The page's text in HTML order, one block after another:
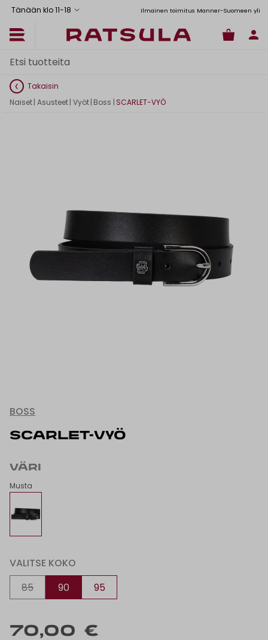
Tänään klo 11-18
Toimituskulut alk. 6,90€ Ilmainen toimitus Manner-Suomeen yli
Takaisin
Naiset| Asusteet| Vyöt | Boss | SCARLET-VYÖ
BOSS
SCARLET-VYÖ
VÄRI
Musta
VALITSE KOKO
85
90 95
70,00 €